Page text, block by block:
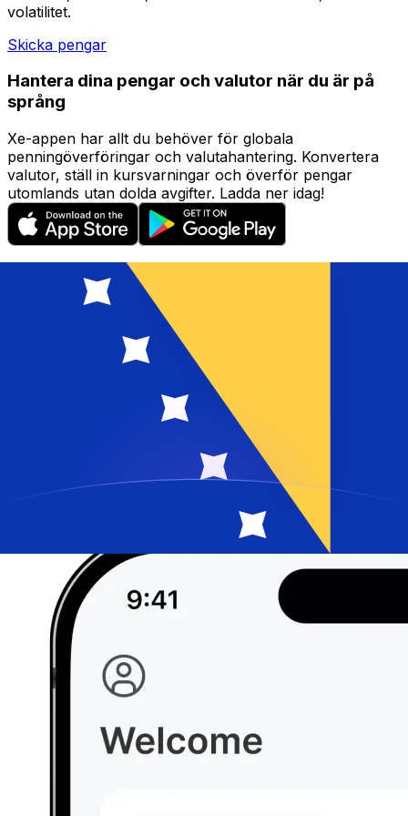
volatilitet.
Skicka pengar
Hantera dina pengar och valutor när du är på
språng
Xe-appen har allt du behöver för globala
penningöverföringar och valutahantering. Konvertera
valutor, ställ in kursvarningar och överför pengar
utomlands utan dolda avgifter. Ladda ner idag!